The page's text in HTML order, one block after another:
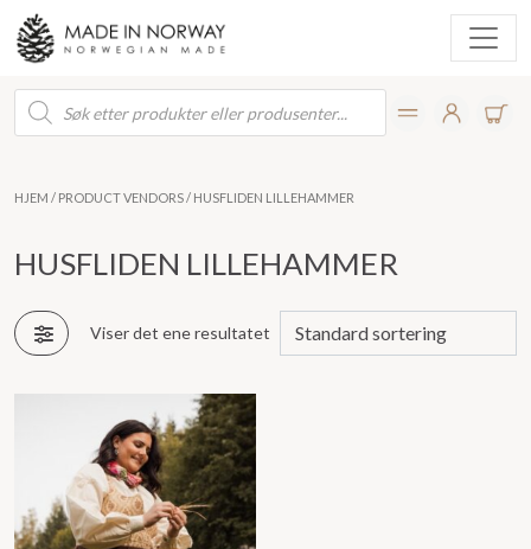
Products
search
HJEM / PRODUCT VENDORS / HUSFLIDEN LILLEHAMMER
HUSFLIDEN LILLEHAMMER
Viser det ene resultatet